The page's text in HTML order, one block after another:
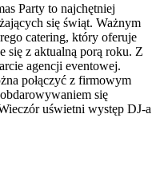
Party to najchętniej
się świąt. Ważnym
catering, który oferuje
się z aktualną porą roku. Z
agencji eventowej.
połączyć z firmowym
się
uświetni występ DJ-a